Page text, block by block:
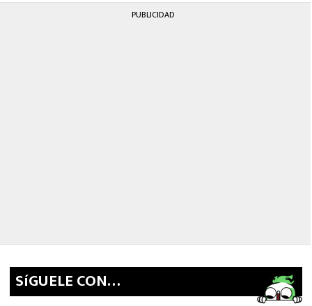
PUBLICIDAD
SíGUELE CON…